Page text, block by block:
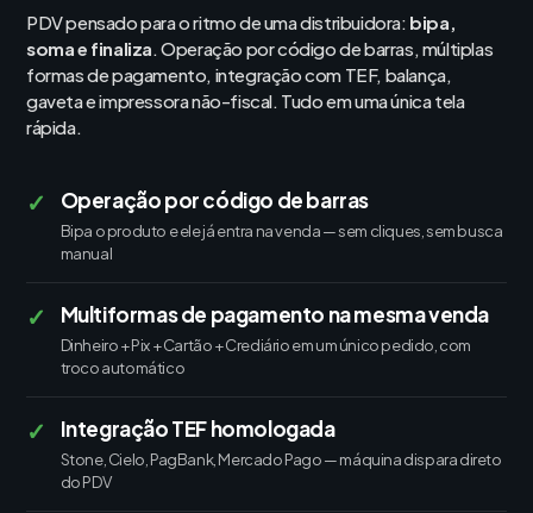
PDV pensado para o ritmo de uma distribuidora: bipa,
soma e finaliza. Operação por código de barras, múltiplas
formas de pagamento, integração com TEF, balança,
gaveta e impressora não-fiscal. Tudo em uma única tela
rápida.
✓ Operação por código de barras
Bipa o produto e ele já entra na venda — sem cliques, sem busca
manual
✓ Multiformas de pagamento na mesma venda
Dinheiro + Pix + Cartão + Crediário em um único pedido, com
troco automático
✓ Integração TEF homologada
Stone, Cielo, PagBank, Mercado Pago — máquina dispara direto
do PDV